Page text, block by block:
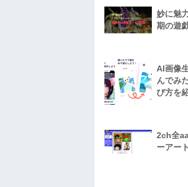
妙に魅
期の遊
AI画像
んでみ
び方を
2ch全
ーアー